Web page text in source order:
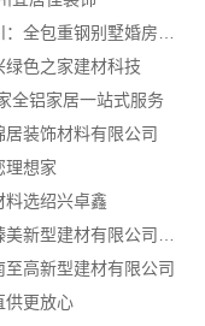
绿色之家建材科技
全铝家居一站式服务
装饰材料有限公司
理想家
料选绍兴卓鑫
高新型建材有限公司
供更放心